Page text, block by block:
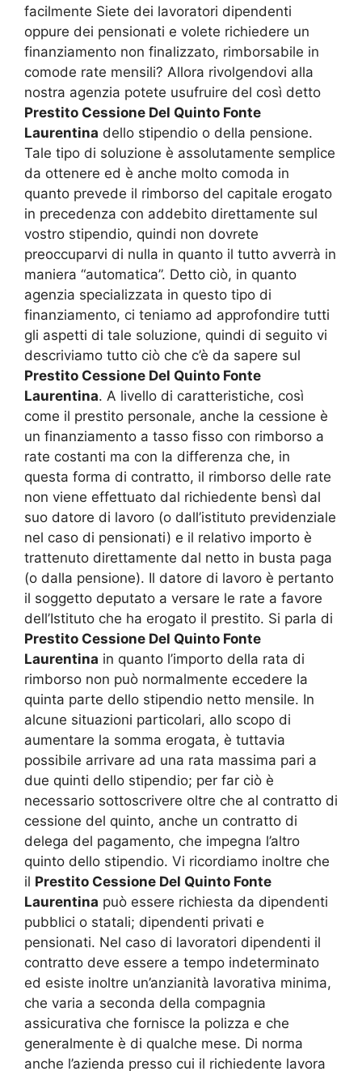
facilmente Siete dei lavoratori dipendenti
oppure dei pensionati e volete richiedere un
finanziamento non finalizzato, rimborsabile in
comode rate mensili? Allora rivolgendovi alla
nostra agenzia potete usufruire del così detto
Prestito Cessione Del Quinto Fonte
Laurentina dello stipendio o della pensione.
Tale tipo di soluzione è assolutamente semplice
da ottenere ed è anche molto comoda in
quanto prevede il rimborso del capitale erogato
in precedenza con addebito direttamente sul
vostro stipendio, quindi non dovrete
preoccuparvi di nulla in quanto il tutto avverrà in
maniera “automatica”. Detto ciò, in quanto
agenzia specializzata in questo tipo di
finanziamento, ci teniamo ad approfondire tutti
gli aspetti di tale soluzione, quindi di seguito vi
descriviamo tutto ciò che c’è da sapere sul
Prestito Cessione Del Quinto Fonte
Laurentina. A livello di caratteristiche, così
come il prestito personale, anche la cessione è
un finanziamento a tasso fisso con rimborso a
rate costanti ma con la differenza che, in
questa forma di contratto, il rimborso delle rate
non viene effettuato dal richiedente bensì dal
suo datore di lavoro (o dall’istituto previdenziale
nel caso di pensionati) e il relativo importo è
trattenuto direttamente dal netto in busta paga
(o dalla pensione). Il datore di lavoro è pertanto
il soggetto deputato a versare le rate a favore
dell’Istituto che ha erogato il prestito. Si parla di
Prestito Cessione Del Quinto Fonte
Laurentina in quanto l’importo della rata di
rimborso non può normalmente eccedere la
quinta parte dello stipendio netto mensile. In
alcune situazioni particolari, allo scopo di
aumentare la somma erogata, è tuttavia
possibile arrivare ad una rata massima pari a
due quinti dello stipendio; per far ciò è
necessario sottoscrivere oltre che al contratto di
cessione del quinto, anche un contratto di
delega del pagamento, che impegna l’altro
quinto dello stipendio. Vi ricordiamo inoltre che
il Prestito Cessione Del Quinto Fonte
Laurentina può essere richiesta da dipendenti
pubblici o statali; dipendenti privati e
pensionati. Nel caso di lavoratori dipendenti il
contratto deve essere a tempo indeterminato
ed esiste inoltre un’anzianità lavorativa minima,
che varia a seconda della compagnia
assicurativa che fornisce la polizza e che
generalmente è di qualche mese. Di norma
anche l’azienda presso cui il richiedente lavora